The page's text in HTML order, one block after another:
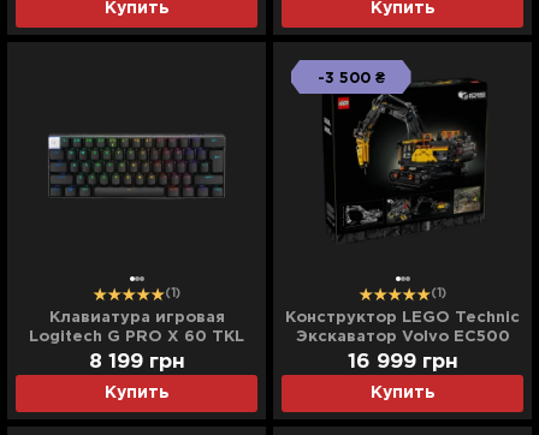
Купить Купить
(1)
Клавиатура игровая
Logitech G PRO X 60 TKL
GX Optical Tactile (Black)
(UA)
Купить
8 199 грн
-3 500 ₴
(1)
Конструктор LEGO Technic
Экскаватор Volvo EC500
Hybrid (42215)
Купить
16 999 грн